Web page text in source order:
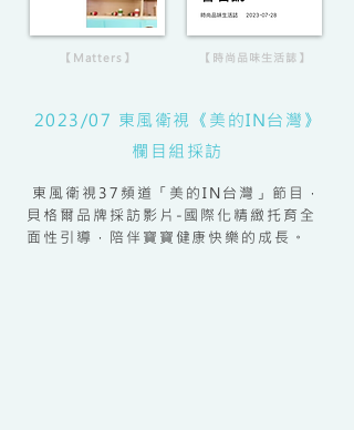
【Matters】 【時尚品味生活誌】
2023/07 東風衛視《美的IN台灣》
欄目組採訪
​ 東風衛視37頻道「美的IN台灣」節目，
貝格爾品牌採訪影片-國際化精緻托育全
面性引導，陪伴寶寶健康快樂的成長。